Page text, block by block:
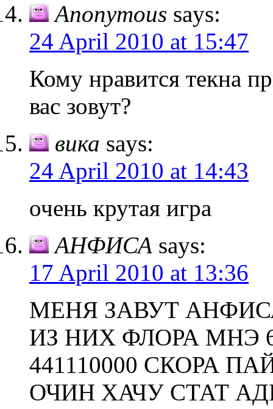
Anonymous says:
24 April 2010 at 15:47
Кому нравится текна
вас зовут?
вика says:
24 April 2010 at 14:43
очень крутая игра
АНФИСА says:
17 April 2010 at 13:36
МЕНЯ ЗАВУТ
ИЗ НИХ ФЛОРА МНЭ
441110000 СКОРА
ОЧИН ХАЧУ СТАТ